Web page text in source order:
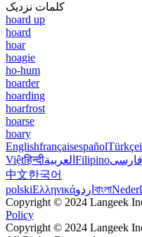
کلمات نزدیک
hoard up
hoard
hoar
hoagie
ho-hum
hoarder
hoarding
hoarfrost
hoarse
hoary
EnglishfrançaisespañolTürkçe
Việtहिन्दीالعربية Filipinoفارسی
中文한국어
polskiΕλληνικάاردو বাংলা
Copyright © 2024 Langeek
Policy
Copyright © 2024 Langeek